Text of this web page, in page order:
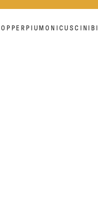
PIUMONI CUSCINI